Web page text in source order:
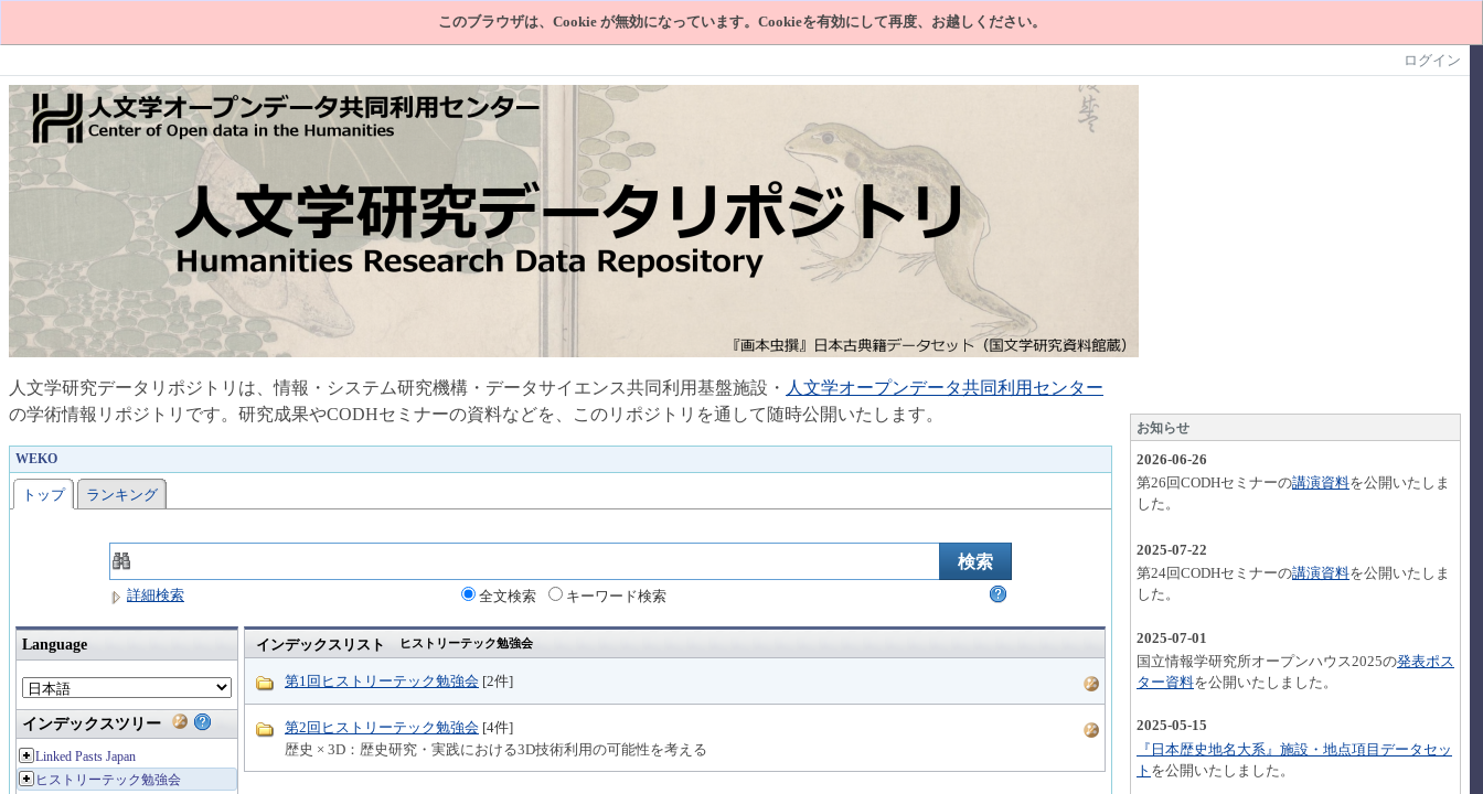
このブラウザは、Cookie が無効になっています。Cookieを有効にして再度、お越しください。
ログイン
人文学研究データリポジトリは、情報・システム研究機構・データサイエンス共同利用基盤施設・ 人文学オープンデータ共同利用センター
の学術情報リポジトリです。研究成果やCODHセミナーの資料などを、このリポジトリを通して随時公開いたします。
WEKO
トップ ランキング
詳細検索 全文検索 キーワード検索
Language
インデックスツリー
Linked Pasts Japan
ヒストリーテック勉強会
インデックスリスト ヒストリーテック勉強会
第1回ヒストリーテック勉強会 [2件]
第2回ヒストリーテック勉強会 [4件]
歴史 × 3D：歴史研究・実践における3D技術利用の可能性を考える
お知らせ
2026-06-26
第26回CODHセミナーの講演資料を公開いたしま
した。
2025-07-22
第24回CODHセミナーの講演資料を公開いたしま
した。
2025-07-01
国立情報学研究所オープンハウス2025の発表ポス
ター資料を公開いたしました。
2025-05-15
『日本歴史地名大系』施設・地点項目データセッ
ト を公開いたしました。